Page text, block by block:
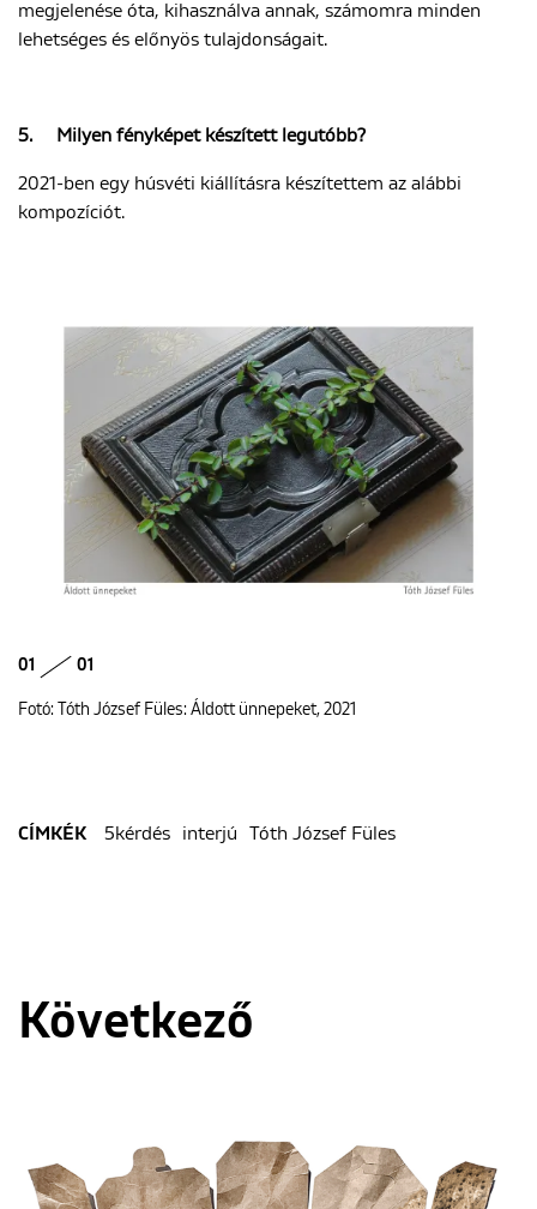
megjelenése óta, kihasználva annak, számomra minden
lehetséges és előnyös tulajdonságait.
5. Milyen fényképet készített legutóbb?
2021-ben egy húsvéti kiállításra készítettem az alábbi
kompozíciót.
01 01
Fotó: Tóth József Füles: Áldott ünnepeket, 2021
CÍMKÉK 5kérdés interjú Tóth József Füles
Következő